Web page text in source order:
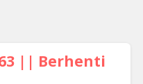
|| Berhenti